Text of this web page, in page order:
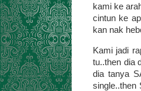
kami ke
cintun ke
kan nak
Kami jadi
tu..then dia
dia tanya
single..then